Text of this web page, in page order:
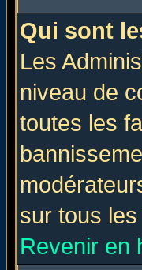
Qui sont
Les
niveau de
toutes les
sur tous
Revenir en